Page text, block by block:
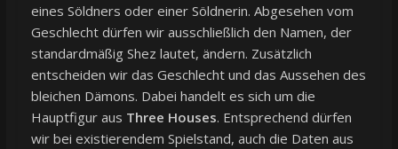
eines Söldners oder einer Söldnerin. Abgesehen vom
Geschlecht dürfen wir ausschließlich den Namen, der
standardmäßig Shez lautet, ändern. Zusätzlich
entscheiden wir das Geschlecht und das Aussehen des
bleichen Dämons. Dabei handelt es sich um die
Hauptfigur aus Three Houses. Entsprechend dürfen
wir bei existierendem Spielstand, auch die Daten aus